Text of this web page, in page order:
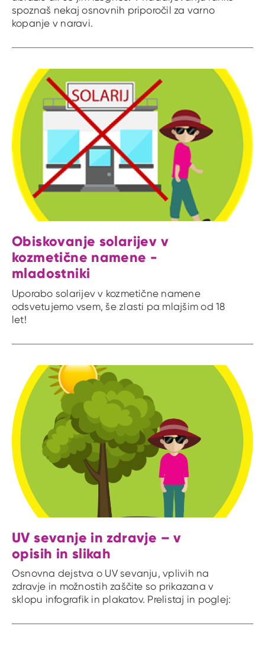
spoznaš nekaj osnovnih priporočil za varno
kopanje v naravi.
Obiskovanje solarijev v
kozmetične namene -
mladostniki
Uporabo solarijev v kozmetične namene
odsvetujemo vsem, še zlasti pa mlajšim od 18
let!
UV sevanje in zdravje – v
opisih in slikah
Osnovna dejstva o UV sevanju, vplivih na
zdravje in možnostih zaščite so prikazana v
sklopu infografik in plakatov. Prelistaj in poglej: